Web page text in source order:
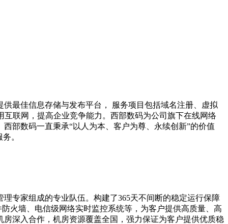
最佳信息存储与发布平台， 服务项目包括域名注册、虚拟
联网，提高企业竞争能力。西部数码为公司旗下在线网络
部数码一直秉承“以人为本、客户为尊、永续创新”的价值
专家组成的专业队伍。构建了365天不间断的稳定运行保障
火墙、电信级网络实时监控系统等，为客户提供高质量、高
深入合作，机房资源覆盖全国，强力保证为客户提供优质稳